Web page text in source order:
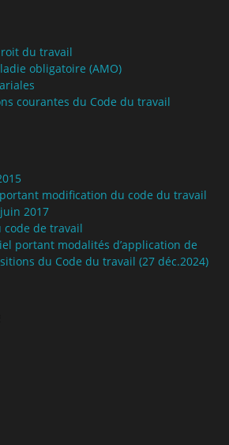
du travail
obligatoire (AMO)
courantes du Code du travail
modification du code du travail
2017
de travail
portant modalités d’application de
du Code du travail (27 déc.2024)